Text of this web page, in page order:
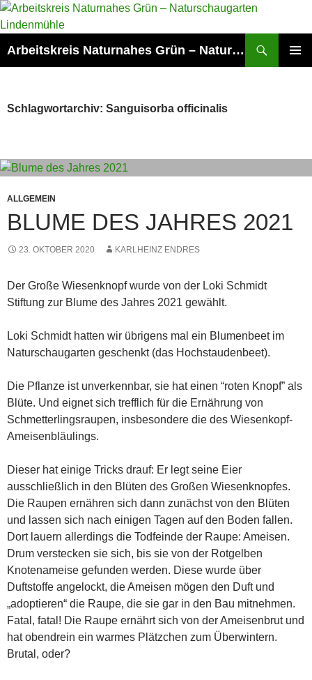
Zum
Inhalt
Arbeitskreis Naturnahes Grün – Naturschaugarten Lindenmühle
Schlagwortarchiv: Sanguisorba officinalis
ALLGEMEIN
BLUME DES JAHRES 2021
23. OKTOBER 2020 KARLHEINZ ENDRES
Der Große Wiesenknopf wurde von der Loki Schmidt
Stiftung zur Blume des Jahres 2021 gewählt.
Loki Schmidt hatten wir übrigens mal ein Blumenbeet im
Naturschaugarten geschenkt (das Hochstaudenbeet).
Die Pflanze ist unverkennbar, sie hat einen “roten Knopf” als
Blüte. Und eignet sich trefflich für die Ernährung von
Schmetterlingsraupen, insbesondere die des Wiesenkopf-
Ameisenbläulings.
Dieser hat einige Tricks drauf: Er legt seine Eier
ausschließlich in den Blüten des Großen Wiesenknopfes.
Die Raupen ernähren sich dann zunächst von den Blüten
und lassen sich nach einigen Tagen auf den Boden fallen.
Dort lauern allerdings die Todfeinde der Raupe: Ameisen.
Drum verstecken sie sich, bis sie von der Rotgelben
Knotenameise gefunden werden. Diese wurde über
Duftstoffe angelockt, die Ameisen mögen den Duft und
„adoptieren“ die Raupe, die sie gar in den Bau mitnehmen.
Fatal, fatal! Die Raupe ernährt sich von der Ameisenbrut und
hat obendrein ein warmes Plätzchen zum Überwintern.
Brutal, oder?